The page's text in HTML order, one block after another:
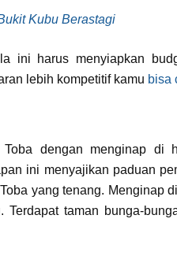
Kubu Berastagi
ini harus menyiapkan
lebih kompetitif kamu bisa
dengan menginap di
ini menyajikan paduan
yang tenang. Menginap
Terdapat taman bunga-